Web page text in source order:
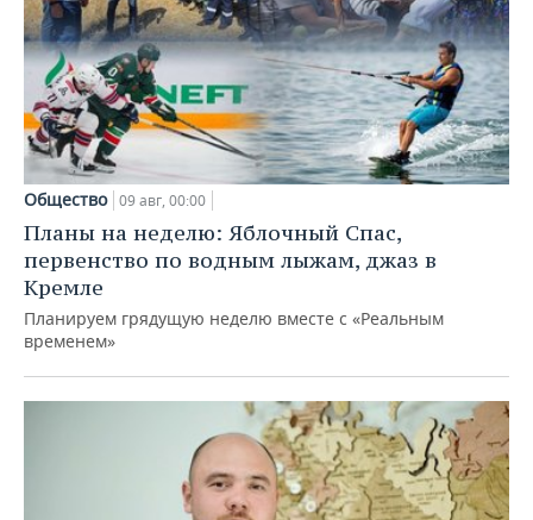
Общество 09 авг, 00:00
Планы на неделю: Яблочный Спас,
первенство по водным лыжам, джаз в
Кремле
Планируем грядущую неделю вместе с «Реальным
временем»